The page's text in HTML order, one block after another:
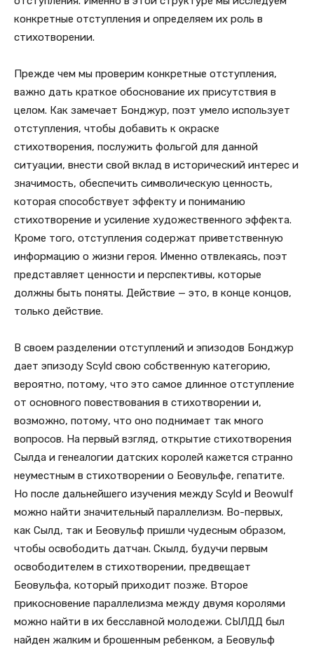
конкретные отступления и определяем их роль в
стихотворении.
Прежде чем мы проверим конкретные отступления,
важно дать краткое обоснование их присутствия в
целом. Как замечает Бонджур, поэт умело использует
отступления, чтобы добавить к окраске
стихотворения, послужить фольгой для данной
ситуации, внести свой вклад в исторический интерес и
значимость, обеспечить символическую ценность,
которая способствует эффекту и пониманию
стихотворение и усиление художественного эффекта.
Кроме того, отступления содержат приветственную
информацию о жизни героя. Именно отвлекаясь, поэт
представляет ценности и перспективы, которые
должны быть поняты. Действие — это, в конце концов,
только действие.
В своем разделении отступлений и эпизодов Бонджур
дает эпизоду Scyld свою собственную категорию,
вероятно, потому, что это самое длинное отступление
от основного повествования в стихотворении и,
возможно, потому, что оно поднимает так много
вопросов. На первый взгляд, открытие стихотворения
Сылда и генеалогии датских королей кажется странно
неуместным в стихотворении о Беовульфе, гепатите.
Но после дальнейшего изучения между Scyld и Beowulf
можно найти значительный параллелизм. Во-первых,
как Сылд, так и Беовульф пришли чудесным образом,
чтобы освободить датчан. Скылд, будучи первым
освободителем в стихотворении, предвещает
Беовульфа, который приходит позже. Второе
прикосновение параллелизма между двумя королями
можно найти в их бесславной молодежи. СЫЛДД был
найден жалким и брошенным ребенком, а Беовульф